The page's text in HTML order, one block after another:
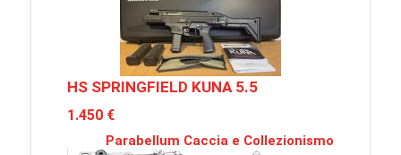
HS SPRINGFIELD KUNA 5.5
1.450 €
Parabellum Caccia e Collezionismo